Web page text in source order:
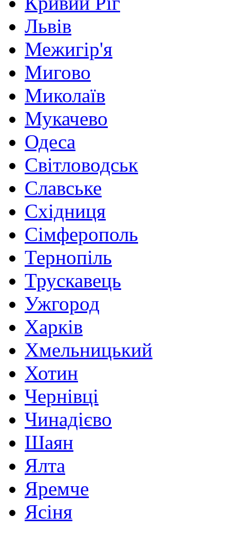
Львів
Межигір'я
Мигово
Миколаїв
Мукачево
Одеса
Світловодськ
Славське
Східниця
Сімферополь
Тернопіль
Трускавець
Ужгород
Харків
Хмельницький
Хотин
Чернівці
Чинадієво
Шаян
Ялта
Яремче
Ясіня